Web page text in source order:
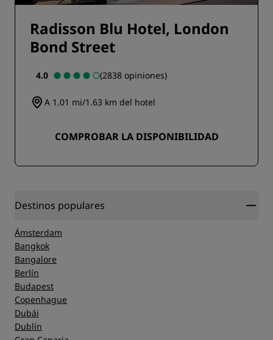
Radisson Blu Hotel, London
Bond Street
4.0 (2838 opiniones)
A 1.01 mi/1.63 km del hotel
COMPROBAR LA DISPONIBILIDAD
Destinos populares
Ámsterdam
Bangkok
Bangalore
Berlín
Budapest
Copenhague
Dubái
Dublín